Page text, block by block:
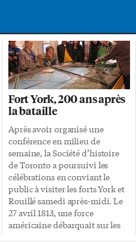
Fort York, 200 ans après
la bataille
Après avoir organisé une
conférence en milieu de
semaine, la Société d’histoire
de Toronto a poursuivi les
célébrations en conviant le
public à visiter les forts York et
Rouillé samedi après-midi. Le
27 avril 1813, une force
américaine débarquait sur les